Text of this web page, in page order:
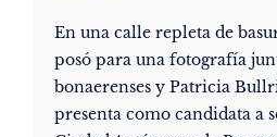
En una calle repleta de
posó para una fotografía
bonaerenses y Patricia
presenta como candidata a